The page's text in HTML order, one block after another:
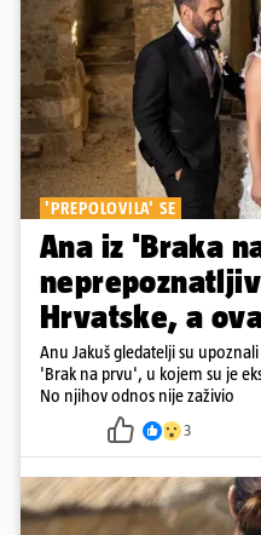
'PREPOLOVILA' SE
Ana iz 'Braka
Hrvatske, a
Anu Jakuš gledatelji su
'Brak na prvu', u kojem su je
No njihov odnos nije zaživio
3